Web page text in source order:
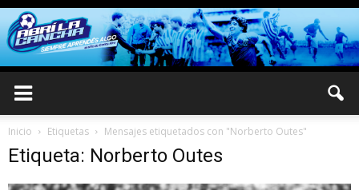
Inicio Etiquetas Mensajes etiquetados con "Norberto Outes"
Etiqueta: Norberto Outes